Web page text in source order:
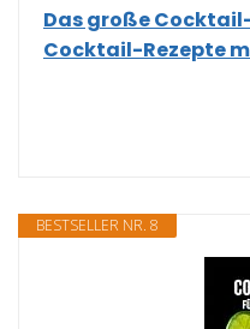
Das große
Cocktail-Rezepte
BESTSELLER NR. 8